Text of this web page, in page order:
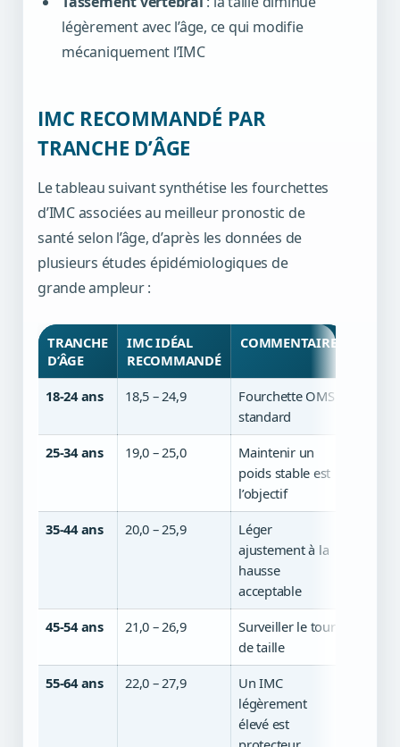
légèrement avec l’âge, ce qui modifie
mécaniquement l’IMC
IMC RECOMMANDÉ PAR
TRANCHE D’ÂGE
Le tableau suivant synthétise les fourchettes
d’IMC associées au meilleur pronostic de
santé selon l’âge, d’après les données de
plusieurs études épidémiologiques de
grande ampleur :
TRANCHE
D’ÂGE
IMC IDÉAL
RECOMMANDÉ
COMMENTAIRE
18-24 ans 18,5 – 24,9
Fourchette OMS
standard
25-34 ans
19,0 – 25,0
Maintenir un
poids stable est
l’objectif
35-44 ans
20,0 – 25,9
Léger
ajustement à la
hausse
acceptable
45-54 ans
21,0 – 26,9
Surveiller le tour
de taille
55-64 ans
22,0 – 27,9
Un IMC
légèrement
élevé est